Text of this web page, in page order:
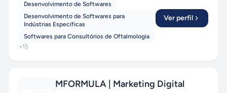
Desenvolvimento de Softwares
Desenvolvimento de Softwares para
Indústrias Específicas
Softwares para Consultórios de Oftalmologia
+15
Ver perfil
MFORMULA | Marketing Digital